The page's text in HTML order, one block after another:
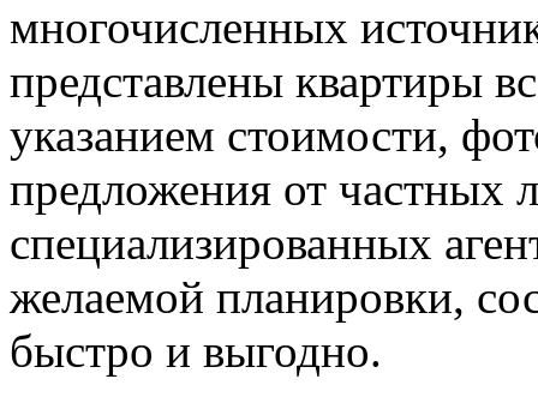
многочисленных
представлены квартиры
указанием стоимости,
предложения от частных
специализированных
желаемой планировки,
быстро и выгодно.